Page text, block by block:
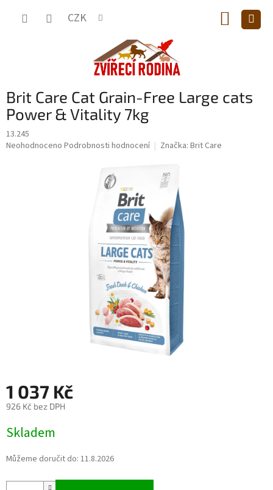
CZK
KOŠÍK
Brit Care Cat Grain-Free Large cats
Power & Vitality 7kg
13.245
Průměrné
Neohodnoceno Podrobnosti hodnocení Značka: Brit Care
1 037 Kč
926 Kč bez DPH
cena:
Skladem
Můžeme doručit do: 11.8.2026